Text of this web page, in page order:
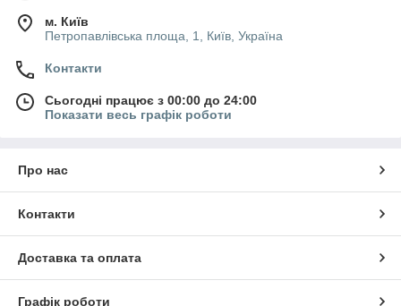
м. Київ
Петропавлівська площа, 1, Київ, Україна
Контакти
Сьогодні працює з 00:00 до 24:00
Показати весь графік роботи
Про нас
Контакти
Доставка та оплата
Графік роботи